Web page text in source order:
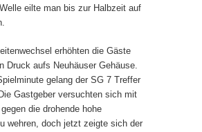
eilte man bis zur Halbzeit auf
erhöhten die Gäste
Druck aufs Neuhäuser Gehäuse.
gelang der SG 7 Treffer
Gastgeber versuchten sich mit
die drohende hohe
wehren, doch jetzt zeigte sich der